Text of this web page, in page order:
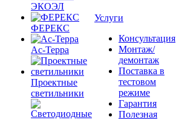
ЭКОЭЛ
ФЕРЕКС
Ас-Терра
Проектные
светильники
Услуги
Консультация
Монтаж/
демонтаж
Поставка в
тестовом
режиме
Гарантия
Полезная